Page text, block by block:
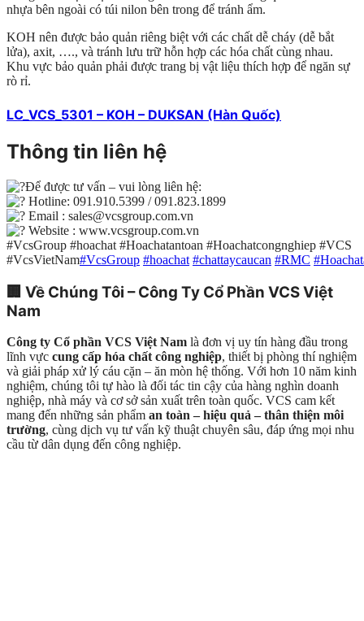
nhựa bên ngoài có túi nilon bên trong để tránh ẩm.
KOH nên được bảo quản riêng biệt với các chất dễ cháy (dễ bắt
lửa), axit, …., và tránh lưu trữ hỗn hợp các hóa chất cùng nhau.
Khu vực bảo quản phải được trang bị vật liệu thích hợp để ngăn sự
rò rỉ.
LC_VCS_5301 – KOH – DUKSAN (Hàn Quốc)
Thông tin liên hệ
Để được tư vấn – vui lòng liên hệ:
Hotline: 091.910.5399 / 091.823.1899
Email : sales@vcsgroup.com.vn
Website : www.vcsgroup.com.vn
#VcsGroup #hoachat #Hoachatantoan #Hoachatcongnghiep #VCS
#VcsVietNam#VcsGroup #hoachat #chattaycaucan #RMC
🏢 Về Chúng Tôi – Công Ty Cổ Phần VCS Việt
Nam
Công ty Cổ phần VCS Việt Nam là đơn vị uy tín hàng đầu trong
lĩnh vực cung cấp hóa chất công nghiệp, thiết bị phòng thí nghiệm
và giải pháp xử lý cáu cặn – ăn mòn hệ thống. Với hơn 10 năm kinh
nghiệm, chúng tôi tự hào là đối tác tin cậy của hàng nghìn doanh
nghiệp, nhà máy và cơ sở sản xuất trên toàn quốc. VCS cam kết
mang đến những sản phẩm an toàn – hiệu quả – thân thiện môi
trường, cùng dịch vụ tư vấn kỹ thuật chuyên sâu, đáp ứng mọi nhu
cầu từ dân dụng đến công nghiệp.